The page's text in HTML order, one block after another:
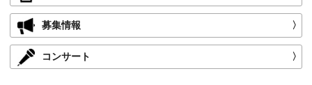
募集情報 〉
コンサート 〉